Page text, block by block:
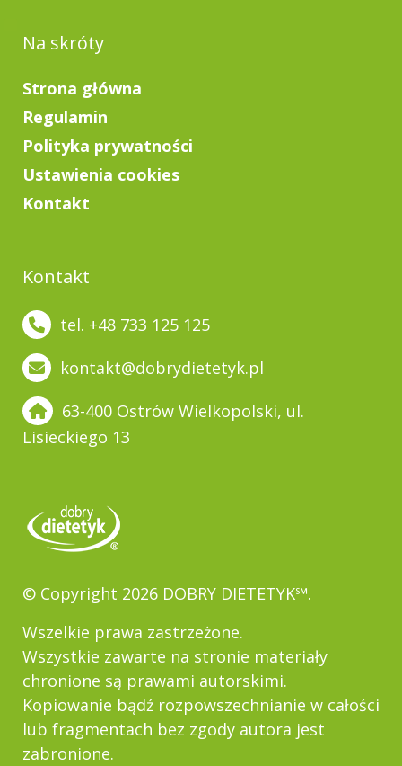
© Copyright 2026 DOBRY DIETETYK℠.
Wszelkie prawa zastrzeżone.
Wszystkie zawarte na stronie materiały
chronione są prawami autorskimi.
Kopiowanie bądź rozpowszechnianie w całości
lub fragmentach bez zgody autora jest
zabronione.
Na skróty
Strona główna
Regulamin
Polityka prywatności
Ustawienia cookies
Kontakt
Kontakt
tel. +48 733 125 125
kontakt@dobrydietetyk.pl
63-400 Ostrów Wielkopolski, ul.
Lisieckiego 13